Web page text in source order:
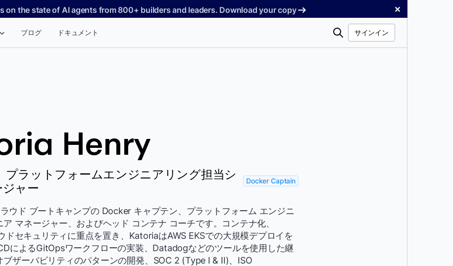
on the state of AI agents from 800+ builders and leaders. Download your copy ✕
ブログ ドキュメント
検
サインイン
Henry
ラットフォームエンジニアリング担当シ
ャー
Docker Captain
ウド ブートキャンプの Docker キャプテン、プラットフォーム エンジニ
マネージャー、およびヘッド コンテナ コーチです。コンテナ化、
ドセキュリティに重点を置き、KatoriaはAWS EKSでの大規模デプロイを
によるGitOpsワークフローの実装、Datadogなどのツールを使用した継
ブザーバビリティのパターンの開発、SOC 2 (Type I & II)、ISO